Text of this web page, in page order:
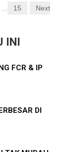
... 15
Next
INI
FCR & IP
DI